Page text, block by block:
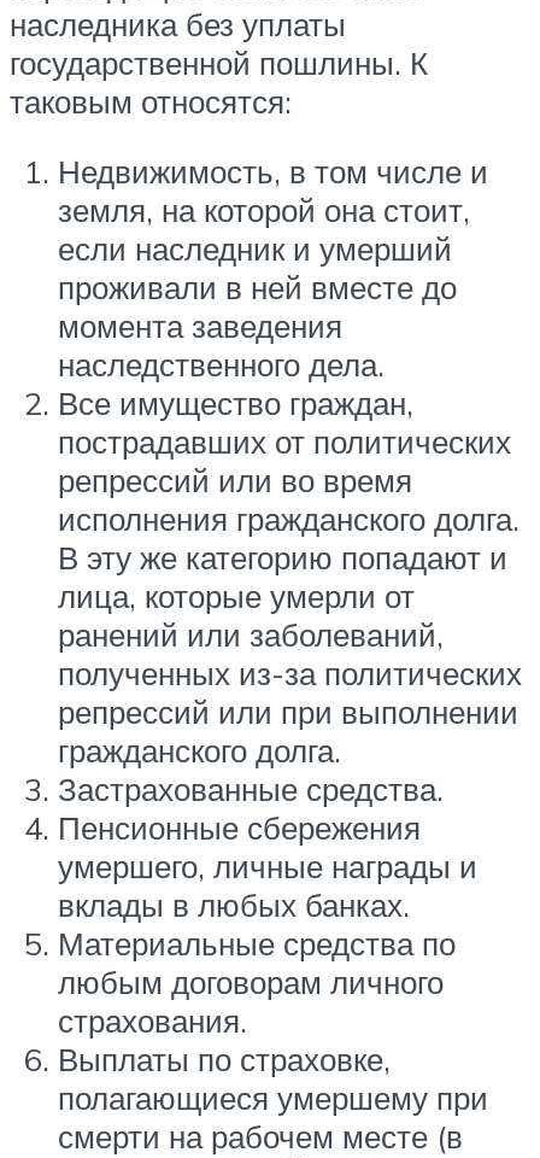
наследника без уплаты
государственной пошлины. К
таковым относятся:
Недвижимость, в том числе и
земля, на которой она стоит,
если наследник и умерший
проживали в ней вместе до
момента заведения
наследственного дела.
Все имущество граждан,
пострадавших от политических
репрессий или во время
исполнения гражданского долга.
В эту же категорию попадают и
лица, которые умерли от
ранений или заболеваний,
полученных из-за политических
репрессий или при выполнении
гражданского долга.
Застрахованные средства.
Пенсионные сбережения
умершего, личные награды и
вклады в любых банках.
Материальные средства по
любым договорам личного
страхования.
Выплаты по страховке,
полагающиеся умершему при
смерти на рабочем месте (в